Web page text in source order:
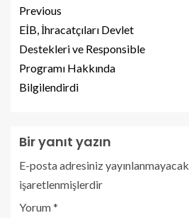
Previous
EİB, İhracatçıları Devlet
Destekleri ve Responsible
Programı Hakkında
Bilgilendirdi
Bir yanıt yazın
E-posta adresiniz yayınlanmayacak.
işaretlenmişlerdir
Yorum*